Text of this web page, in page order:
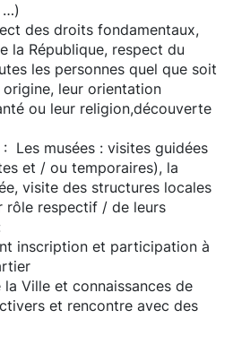
…)
des droits fondamentaux,
la République, respect du
les personnes quel que soit
leur orientation
ou leur religion,découverte
: Les musées : visites guidées
et / ou temporaires), la
visite des structures locales
rôle respectif / de leurs
inscription et participation à
Ville et connaissances de
et rencontre avec des